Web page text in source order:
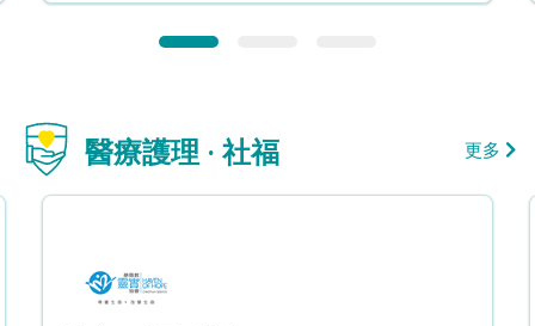
醫療護理 · 社福 更多